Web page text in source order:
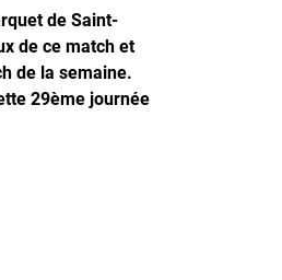
de Saint-
de ce match et
de la semaine.
29ème journée